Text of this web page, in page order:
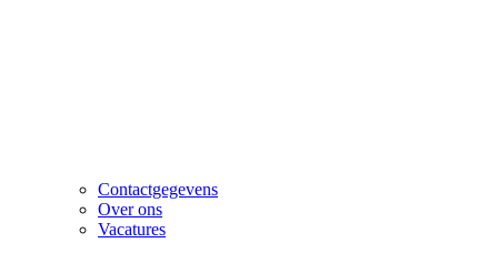
Contactgegevens
Over ons
Vacatures